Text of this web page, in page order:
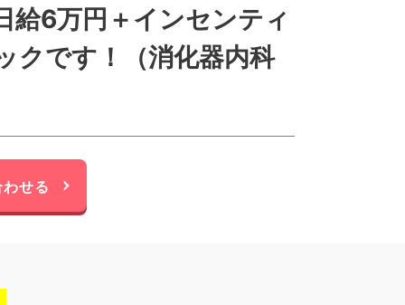
6万円＋インセンティ
クです！（消化器内科
せる